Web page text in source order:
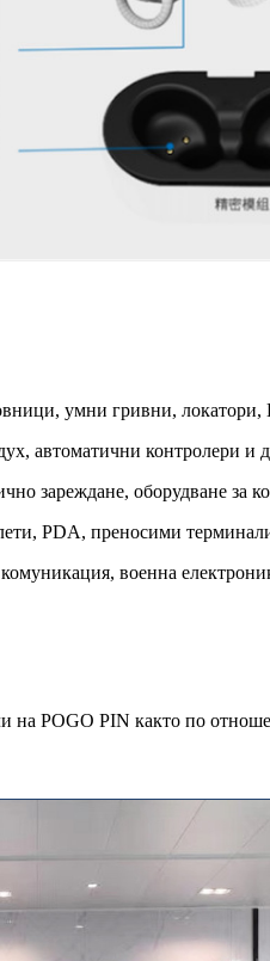
умни гривни,
автоматични контролери и
зареждане, оборудване
PDA, преносими
военна
POGO PIN както по